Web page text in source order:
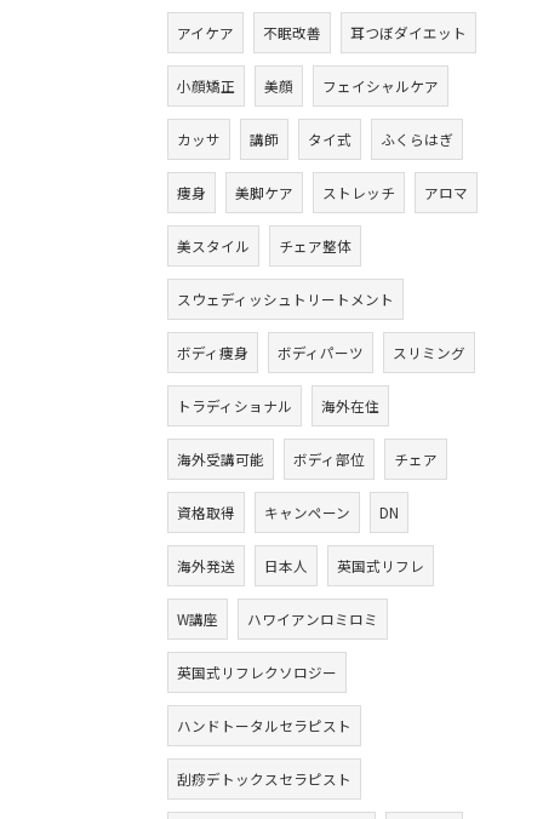
アイケア 不眠改善 耳つぼダイエット
小顔矯正 美顔 フェイシャルケア
カッサ 講師 タイ式 ふくらはぎ
痩身 美脚ケア ストレッチ アロマ
美スタイル チェア整体
スウェディッシュトリートメント
ボディ痩身 ボディパーツ スリミング
トラディショナル 海外在住
海外受講可能 ボディ部位 チェア
資格取得 キャンペーン DN
海外発送 日本人 英国式リフレ
W講座 ハワイアンロミロミ
英国式リフレクソロジー
ハンドトータルセラピスト
刮痧デトックスセラピスト